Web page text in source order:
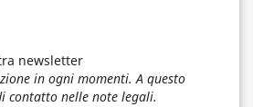
newsletter
in ogni momenti. A questo
contatto nelle note legali.